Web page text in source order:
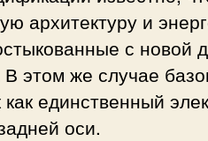
архитектуру и
с новой
В этом же случае
как единственный
оси.